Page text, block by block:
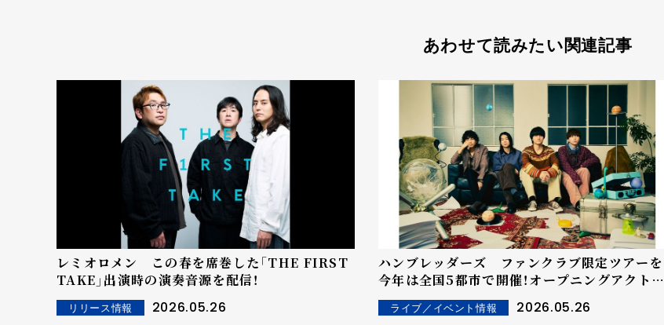
あわせて読みたい関連記事
レミオロメン この春を席巻した「THE FIRST
TAKE」出演時の演奏音源を配信！
リリース情報 2026.05.26
ハンブレッダーズ ファンクラブ限定ツアーを
今年は全国5都市で開催！オープニングアクト出
演権を懸けたコピーバンドオーディション「出れ
ますか?!定演?!」も募集開始！
ライブ／イベント情報 2026.05.26